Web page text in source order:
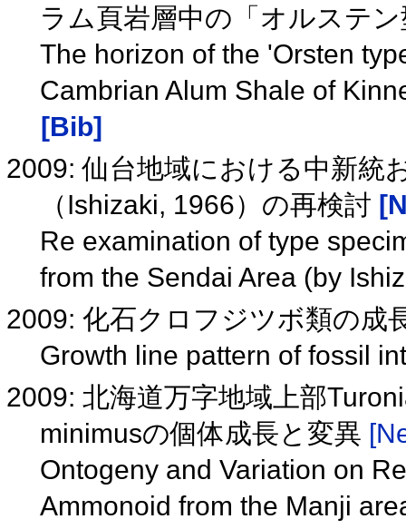
ラム頁岩層中の「オルステ
The horizon of the 'Orsten
Cambrian Alum Shale of
[Bib]
2009: 仙台地域における中新統
（Ishizaki, 1966）の再検討
Re examination of type
from the Sendai Area (by
2009: 化石クロフジツボ類の成
Growth line pattern of fossil
2009: 北海道万字地域上部
minimusの個体成長と変異
Ontogeny and Variation on
Ammonoid from the Manji